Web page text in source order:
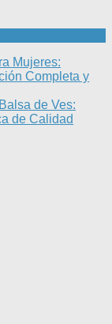
Mujeres:
Completa y
de Ves:
de Calidad